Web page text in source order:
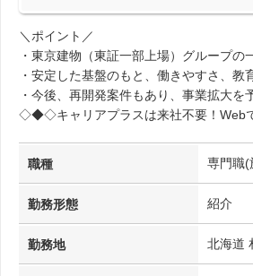
＼ポイント／
・東京建物（東証一部上場）グループの
・安定した基盤のもと、働きやすさ、
・今後、再開発案件もあり、事業拡大を
◇◆◇キャリアプラスは来社不要！
職種 専門職(
勤務形態 紹介
勤務地 北海道